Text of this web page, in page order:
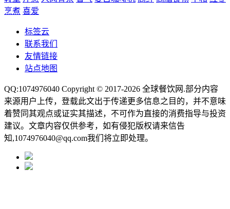
烹煮 喜爱
标签云
联系我们
友情链接
站点地图
QQ:1074976040 Copyright © 2017-2026 全球餐饮网 .部分内容
来源用户上传，登载此文出于传递更多信息之目的，并不意味
着赞同其观点或证实其描述，不可作为直接的消费指导与投资
建议。文章内容仅供参考，如有侵犯版权请来信告
知,1074976040@qq.com我们将立即处理。